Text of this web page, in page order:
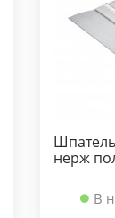
нерж
В